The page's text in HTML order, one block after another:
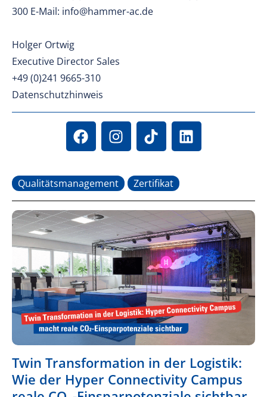
300 E-Mail: info@hammer-ac.de
Holger Ortwig
Executive Director Sales
+49 (0)241 9665-310
Datenschutzhinweis
Qualitätsmanagement Zertifikat
Twin Transformation in der Logistik:
Wie der Hyper Connectivity Campus